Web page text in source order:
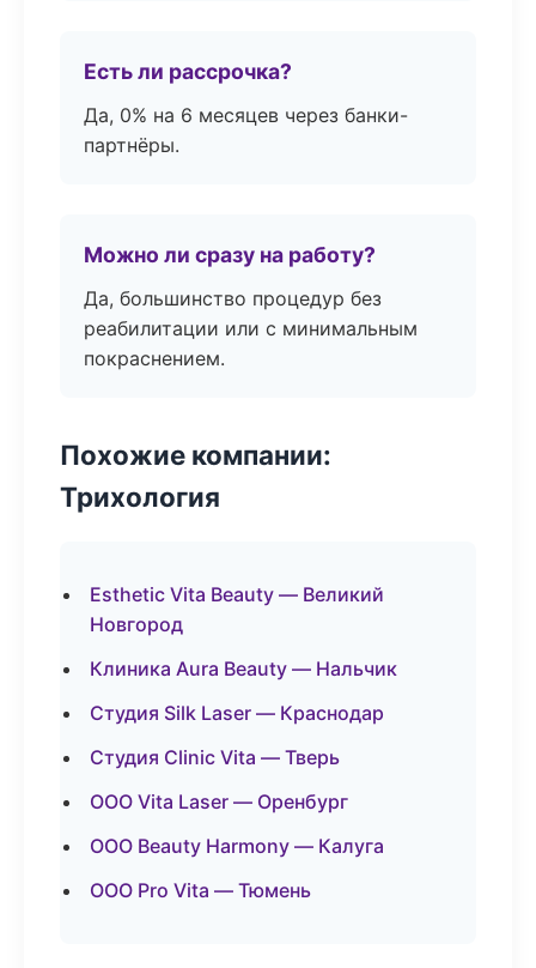
Есть ли рассрочка?
Да, 0% на 6 месяцев через банки-
партнёры.
Можно ли сразу на работу?
Да, большинство процедур без
реабилитации или с минимальным
покраснением.
Похожие компании:
Трихология
Esthetic Vita Beauty — Великий
Новгород
Клиника Aura Beauty — Нальчик
Студия Silk Laser — Краснодар
Студия Clinic Vita — Тверь
ООО Vita Laser — Оренбург
ООО Beauty Harmony — Калуга
ООО Pro Vita — Тюмень